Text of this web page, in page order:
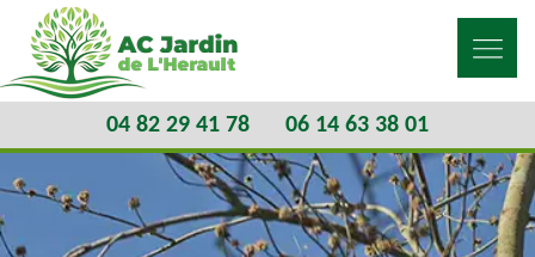
04 82 29 41 78 06 14 63 38 01